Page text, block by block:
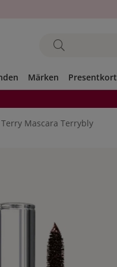
Märken Presentkort
Terry Mascara Terrybly